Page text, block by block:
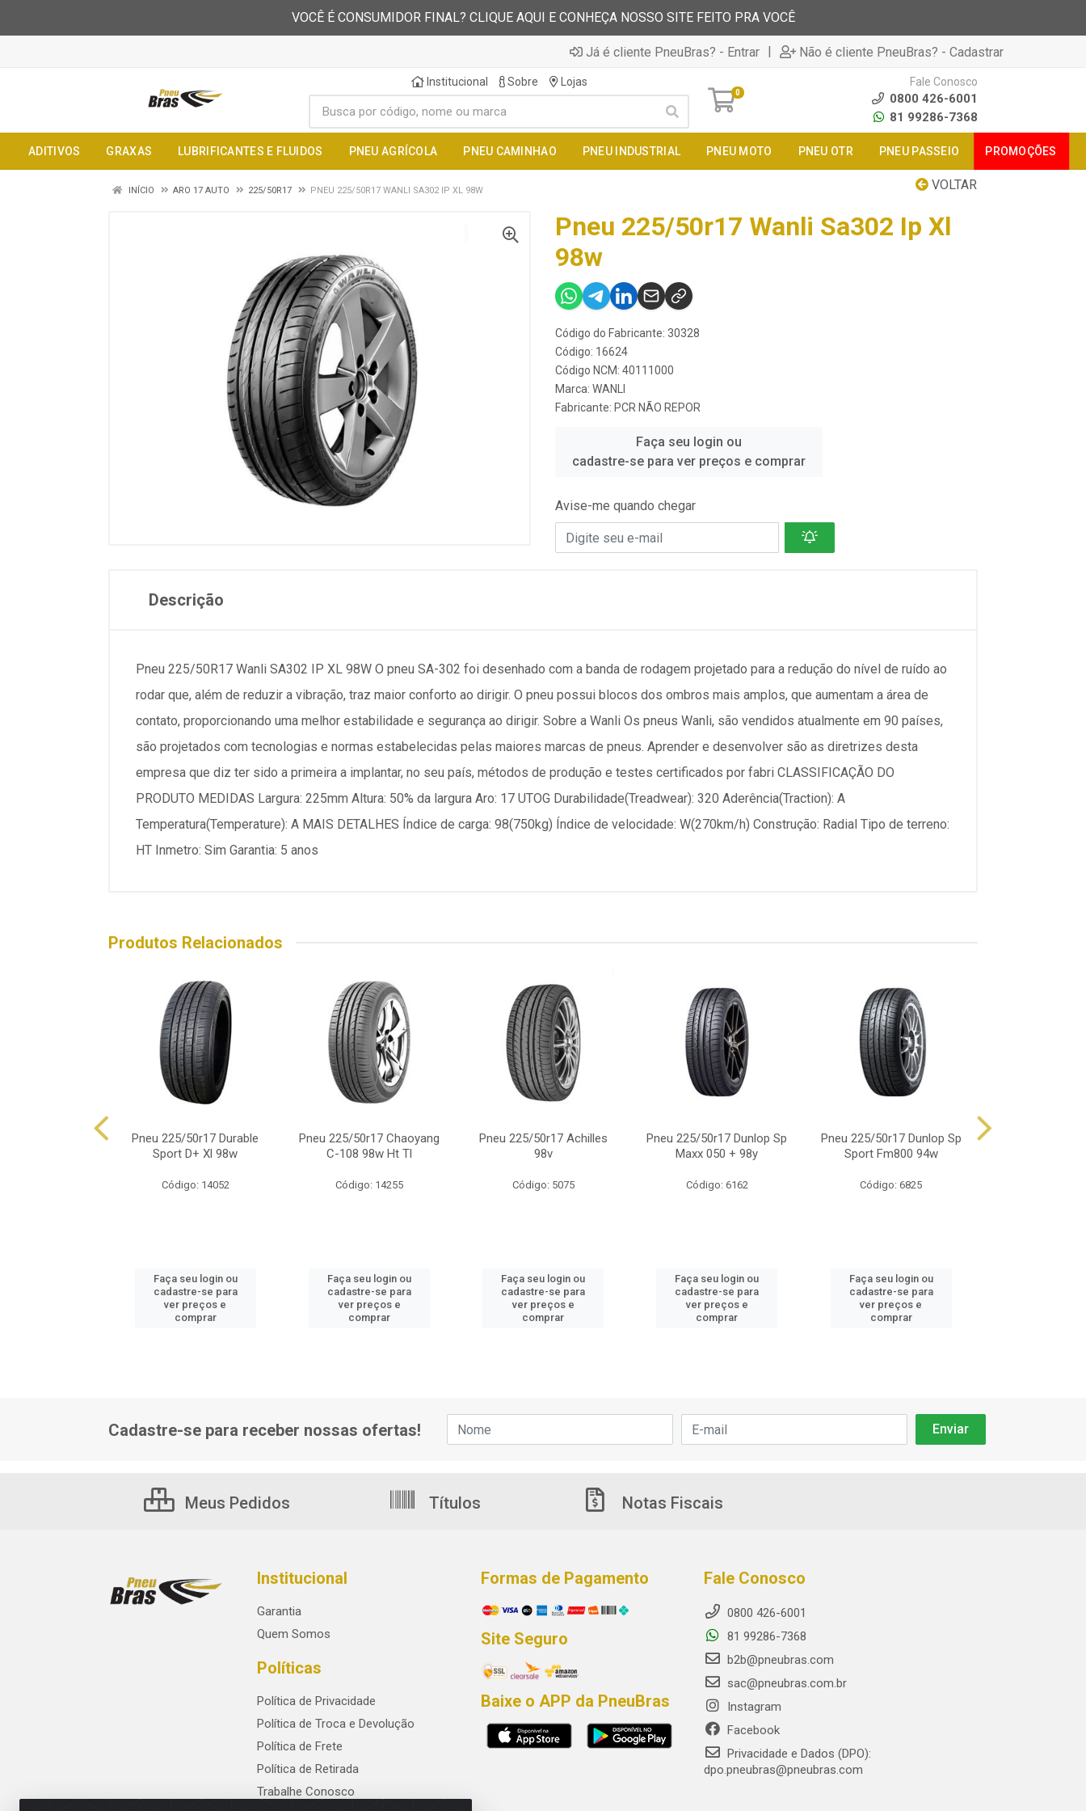
VOCÊ É CONSUMIDOR FINAL? CLIQUE AQUI E CONHEÇA NOSSO SITE FEITO PRA VOCÊ
Já é cliente PneuBras? - Entrar | Não é cliente PneuBras? - Cadastrar
Institucional Sobre Lojas
0
Fale Conosco
0800 426-6001
81 99286-7368
ADITIVOS GRAXAS LUBRIFICANTES E FLUIDOS PNEU AGRÍCOLA PNEU CAMINHAO PNEU INDUSTRIAL PNEU MOTO PNEU OTR PNEU PASSEIO PROMOÇÕES
VOLTAR
INÍCIO ARO 17 AUTO 225/50R17 PNEU 225/50R17 WANLI SA302 IP XL 98W
Pneu 225/50r17 Wanli Sa302 Ip Xl
98w
Código do Fabricante: 30328
Código: 16624
Código NCM: 40111000
Marca: WANLI
Fabricante: PCR NÃO REPOR
Faça seu login ou
cadastre-se para ver preços e comprar
Avise-me quando chegar
Descrição
Pneu 225/50R17 Wanli SA302 IP XL 98W O pneu SA-302 foi desenhado com a banda de rodagem projetado para a redução do nível de ruído ao
rodar que, além de reduzir a vibração, traz maior conforto ao dirigir. O pneu possui blocos dos ombros mais amplos, que aumentam a área de
contato, proporcionando uma melhor estabilidade e segurança ao dirigir. Sobre a Wanli Os pneus Wanli, são vendidos atualmente em 90 países,
são projetados com tecnologias e normas estabelecidas pelas maiores marcas de pneus. Aprender e desenvolver são as diretrizes desta
empresa que diz ter sido a primeira a implantar, no seu país, métodos de produção e testes certificados por fabri CLASSIFICAÇÃO DO
PRODUTO MEDIDAS Largura: 225mm Altura: 50% da largura Aro: 17 UTOG Durabilidade(Treadwear): 320 Aderência(Traction): A
Temperatura(Temperature): A MAIS DETALHES Índice de carga: 98(750kg) Índice de velocidade: W(270km/h) Construção: Radial Tipo de terreno:
HT Inmetro: Sim Garantia: 5 anos
Produtos Relacionados
Pneu 225/50r17 Durable
Sport D+ Xl 98w
Código: 14052
Faça seu login ou
cadastre-se para
ver preços e
comprar
Pneu 225/50r17 Chaoyang
C-108 98w Ht Tl
Código: 14255
Faça seu login ou
cadastre-se para
ver preços e
comprar
Pneu 225/50r17 Achilles
98v
Código: 5075
Faça seu login ou
cadastre-se para
ver preços e
comprar
Pneu 225/50r17 Dunlop Sp
Maxx 050 + 98y
Código: 6162
Faça seu login ou
cadastre-se para
ver preços e
comprar
Pneu 225/50r17 Dunlop Sp
Sport Fm800 94w
Código: 6825
Faça seu login ou
cadastre-se para
ver preços e
comprar
Cadastre-se para receber nossas ofertas!
Meus Pedidos Títulos Notas Fiscais
Institucional
Garantia
Quem Somos
Políticas
Política de Privacidade
Política de Troca e Devolução
Política de Frete
Política de Retirada
Trabalhe Conosco
Formas de Pagamento
Site Seguro
Baixe o APP da PneuBras
Fale Conosco
0800 426-6001
81 99286-7368
b2b@pneubras.com
sac@pneubras.com.br
Instagram
Facebook
Privacidade e Dados (DPO):
dpo.pneubras@pneubras.com